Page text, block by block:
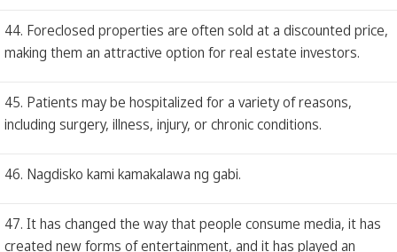
44. Foreclosed properties are often sold at a discounted price,
making them an attractive option for real estate investors.
45. Patients may be hospitalized for a variety of reasons,
including surgery, illness, injury, or chronic conditions.
46. Nagdisko kami kamakalawa ng gabi.
47. It has changed the way that people consume media, it has
created new forms of entertainment, and it has played an